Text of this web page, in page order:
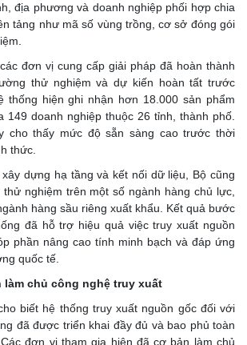
địa phương và doanh nghiệp phối hợp chia
tảng như mã số vùng trồng, cơ sở đóng gói
đơn vị cung cấp giải pháp đã hoàn thành
thử nghiệm và dự kiến hoàn tất trước
thống hiện ghi nhận hơn 18.000 sản phẩm
149 doanh nghiệp thuộc 26 tỉnh, thành phố.
cho thấy mức độ sẵn sàng cao trước thời
thức.
dựng hạ tầng và kết nối dữ liệu, Bộ cũng
nghiệm trên một số ngành hàng chủ lực,
hàng sầu riêng xuất khẩu. Kết quả bước
đã hỗ trợ hiệu quả việc truy xuất nguồn
phần nâng cao tính minh bạch và đáp ứng
quốc tế.
làm chủ công nghệ truy xuất
biết hệ thống truy xuất nguồn gốc đối với
đã được triển khai đầy đủ và bao phủ toàn
đơn vị tham gia hiện đã cơ bản làm chủ